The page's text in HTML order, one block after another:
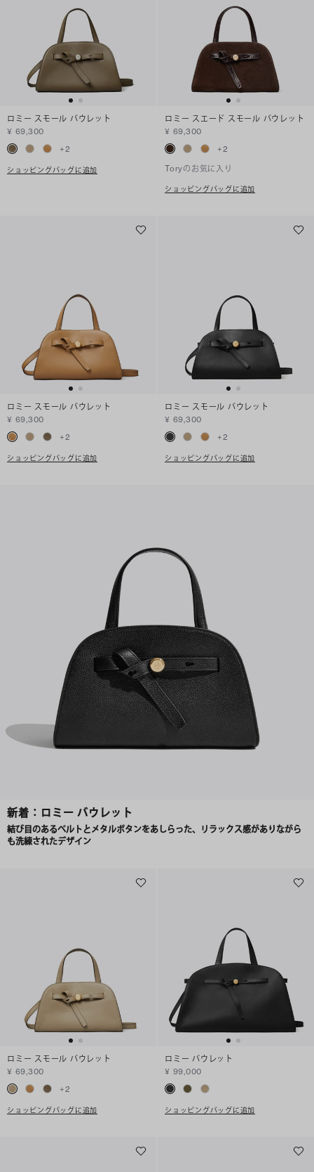
ロミー スモール バウレット
¥ 69,300
+2
ショッピングバッグに追加
ロミー スエード スモール バウレット
¥ 69,300
+2
Toryのお気に入り
ショッピングバッグに追加
ロミー スモール バウレット
¥ 69,300
+2
ショッピングバッグに追加
ロミー スモール バウレット
¥ 69,300
+2
ショッピングバッグに追加
新着：ロミー バウレット
結び目のあるベルトとメタルボタンをあしらった、リラックス感がありながら
も洗練されたデザイン
ロミー スモール バウレット
¥ 69,300
+2
ショッピングバッグに追加
ロミー バウレット
¥ 99,000
ショッピングバッグに追加